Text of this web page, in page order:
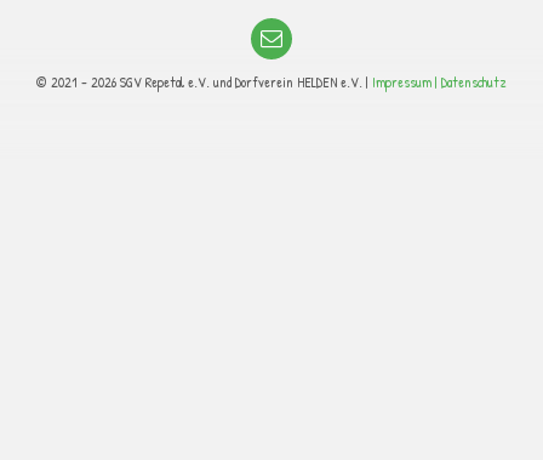
© 2021 - 2026 SGV Repetal e.V. und Dorfverein HELDEN e.V. | Impressum | Datenschutz